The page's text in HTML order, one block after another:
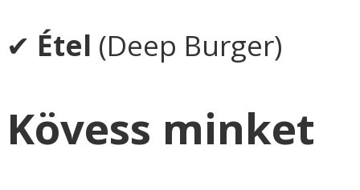
✔ Étel (Deep Burger)
Kövess minket